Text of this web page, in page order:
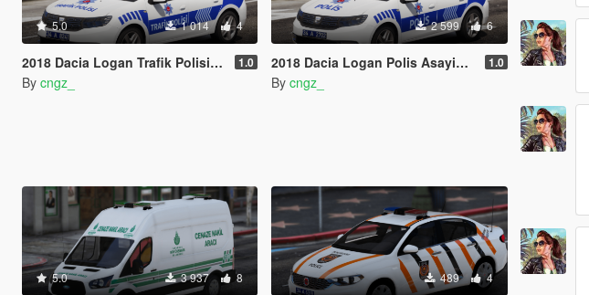
5.0 1 014 4
2018 Dacia Logan Trafik Polisi [Reflektif] Turkish 1.0
By cngz_
2 599 6
2018 Dacia Logan Polis Asayis [Reflektif] Turkish 1.0
By cngz_
5.0 3 937 8 489 4